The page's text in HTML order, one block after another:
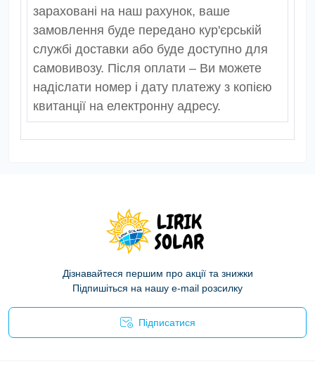
зараховані на наш рахунок, ваше
замовлення буде передано кур'єрській
службі доставки або буде доступно для
самовивозу. Після оплати – Ви можете
надіслати номер і дату платежу з копією
квитанції на електронну адресу.
Дізнавайтеся першим про акції та знижки
Підпишіться на нашу e-mail розсилку
Підписатися